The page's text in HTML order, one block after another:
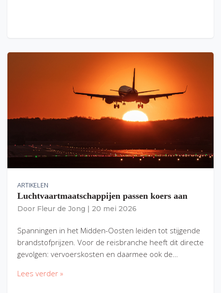
ARTIKELEN
Luchtvaartmaatschappijen passen koers aan
Door Fleur de Jong 20 mei 2026
Spanningen in het Midden-Oosten leiden tot stijgende
brandstofprijzen. Voor de reisbranche heeft dit directe
gevolgen: vervoerskosten en daarmee ook de…
Lees verder »